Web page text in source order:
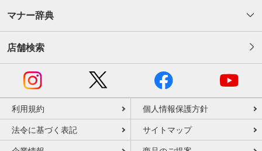
マナー辞典
店舗検索
利用規約 個人情報保護方針
法令に基づく表記 サイトマップ